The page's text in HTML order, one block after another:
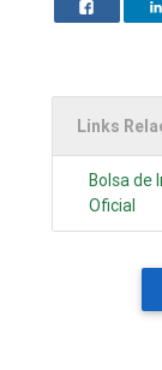
Links
Bolsa de
Oficial